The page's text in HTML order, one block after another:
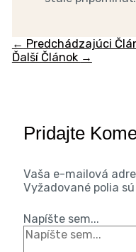
← Predchádzajúci
Ďalší Článok →
Pridajte
Vaša e-mailová
Vyžadované polia
Napíšte sem...